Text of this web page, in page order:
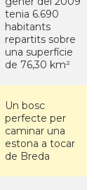
tenia 6.690
habitants
repartits sobre
una superfície
de 76,30 km²
Un bosc
perfecte per
caminar una
estona a tocar
de Breda